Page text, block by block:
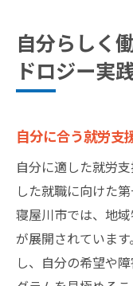
自分らしく
ドロジー実
自分に合う就労支
自分に適した就労
した就職に向けた
寝屋川市では、地
が展開されていま
し、自分の希望や